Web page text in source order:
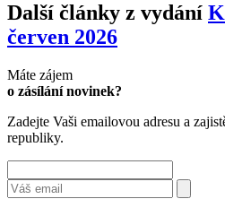
Další články z vydání
červen 2026
Máte zájem
o zásílání novinek?
Zadejte Vaši emailovou adresu a
republiky.